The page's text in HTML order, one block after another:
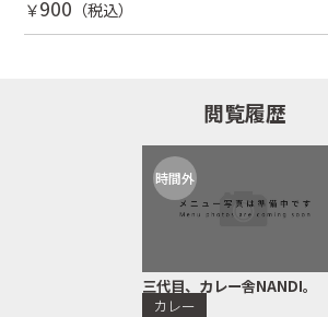
￥900 （税込）
閲覧履歴
時間外
三代目、カレー舎NANDI。
カレー